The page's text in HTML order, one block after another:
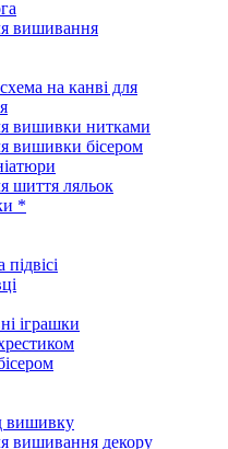
вишивання
на канві для
вишивки нитками
вишивки бісером
шиття ляльок
*
іграшки
вишивку
вишивання декору